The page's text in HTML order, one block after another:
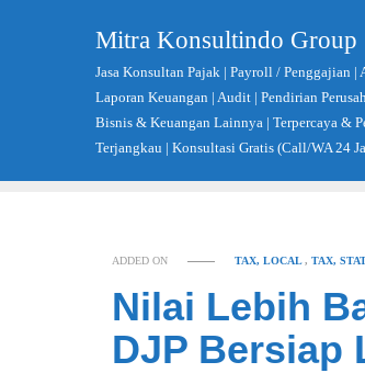
Mitra Konsultindo Group
Jasa Konsultan Pajak | Payroll / Penggajian |
Laporan Keuangan | Audit | Pendirian
Bisnis & Keuangan Lainnya | Terpercaya &
Terjangkau | Konsultasi Gratis (Call/WA 24
ADDED ON TAX, LOCAL,TAX,
Nilai Lebih
DJP Bersiap